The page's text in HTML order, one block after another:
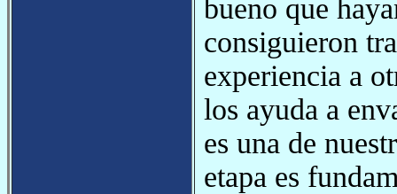
bueno que
consiguieron
experiencia a
los ayuda a
es una de
etapa es